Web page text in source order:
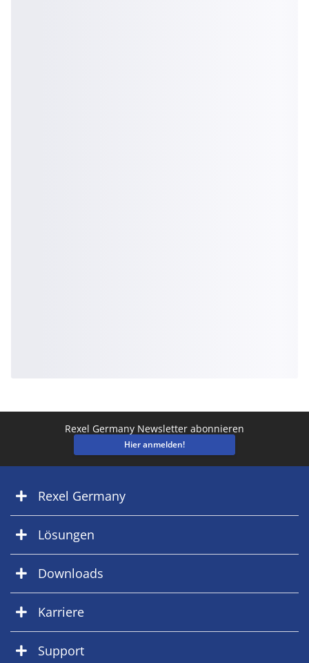
Rexel Germany Newsletter abonnieren
Hier anmelden!
Rexel Germany
Lösungen
Downloads
Karriere
Support